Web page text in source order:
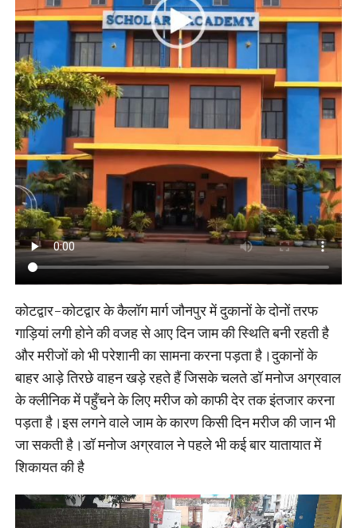
कोटद्वार-कोटद्वार के कैलॉग मार्ग जौनपुर में दुकानों के दोनों तरफ
गाड़ियां लगी होने की वजह से आए दिन जाम की स्थिति बनी रहती है
और मरीजों को भी परेशानी का सामना करना पड़ता है।दुकानों के
बाहर आड़े तिरछे वाहन खड़े रहते हैं जिसके चलते डॉ मनोज अग्रवाल
के क्लीनिक में पहुँचने के लिए मरीज को काफी देर तक इंतजार करना
पड़ता है।इस लगने वाले जाम के कारण किसी दिन मरीज की जान भी
जा सकती है।डॉ मनोज अग्रवाल ने पहले भी कई बार यातायात में
शिकायत की है